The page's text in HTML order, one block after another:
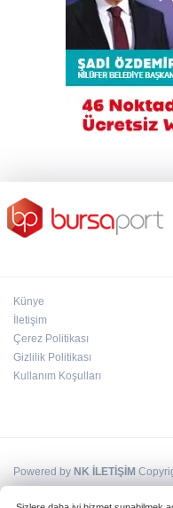
kültürü
Bursaspor
Künye
İletişim
Çerez Politikası
Gizlilik Politikası
Kullanım Koşulları
Powered by NK İLETİŞİM